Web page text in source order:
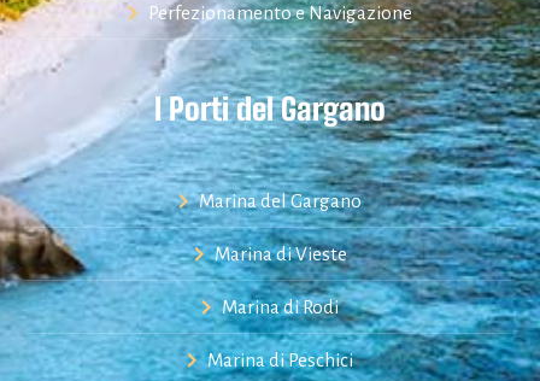
Perfezionamento e Navigazione
I Porti del Gargano
Marina del Gargano
Marina di Vieste
Marina di Rodi
Marina di Peschici